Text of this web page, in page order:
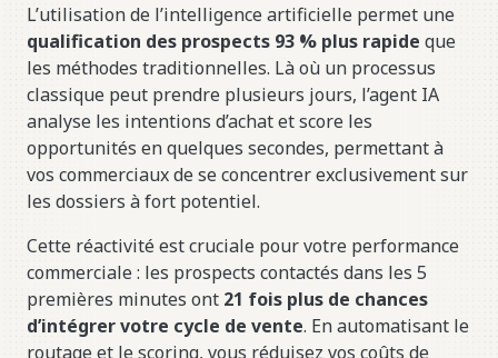
L’utilisation de l’intelligence artificielle permet une
qualification des prospects 93 % plus rapide que
les méthodes traditionnelles. Là où un processus
classique peut prendre plusieurs jours, l’agent IA
analyse les intentions d’achat et score les
opportunités en quelques secondes, permettant à
vos commerciaux de se concentrer exclusivement sur
les dossiers à fort potentiel.
Cette réactivité est cruciale pour votre performance
commerciale : les prospects contactés dans les 5
premières minutes ont 21 fois plus de chances
d’intégrer votre cycle de vente. En automatisant le
routage et le scoring, vous réduisez vos coûts de